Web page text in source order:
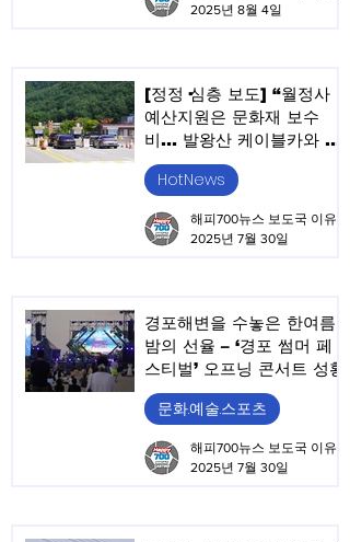
2025년 8월 4일
[정정·심층 보도] “월정사
예산지원은 문화재 보수
비… 발왕산 케이블카와 성
격 달라”
HotNews
2025년 7월 30일
경포해변을 수놓은 한여름
밤의 선율 – ‘경포 썸머 페
스티벌’ 오프닝 콘서트 성황
문화.예술.스포츠
2025년 7월 30일